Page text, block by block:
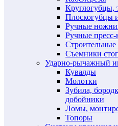
Круглогубцы,
Плоскогубцы
Ручные
Ручные
Съемники
Ударно-рычажный
Кувалды
Молотки
Зубила,
добойники
Ломы,
Топоры